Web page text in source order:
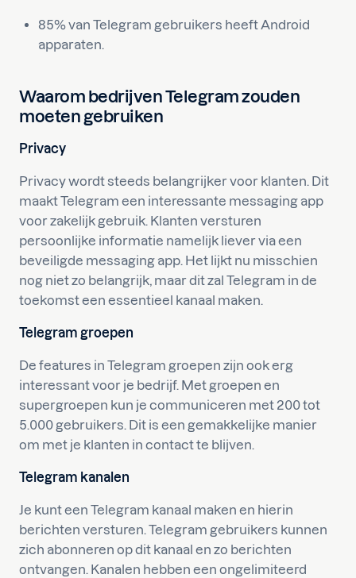
85% van Telegram gebruikers heeft Android
apparaten.
Waarom bedrijven Telegram zouden
moeten gebruiken
Privacy
Privacy wordt steeds belangrijker voor klanten. Dit
maakt Telegram een interessante messaging app
voor zakelijk gebruik. Klanten versturen
persoonlijke informatie namelijk liever via een
beveiligde messaging app. Het lijkt nu misschien
nog niet zo belangrijk, maar dit zal Telegram in de
toekomst een essentieel kanaal maken.
Telegram groepen
De features in Telegram groepen zijn ook erg
interessant voor je bedrijf. Met groepen en
supergroepen kun je communiceren met 200 tot
5.000 gebruikers. Dit is een gemakkelijke manier
om met je klanten in contact te blijven.
Telegram kanalen
Je kunt een Telegram kanaal maken en hierin
berichten versturen. Telegram gebruikers kunnen
zich abonneren op dit kanaal en zo berichten
ontvangen. Kanalen hebben een ongelimiteerd